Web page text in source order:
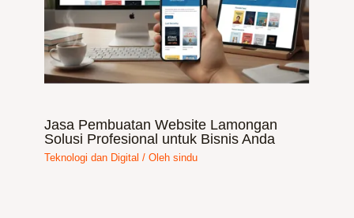
Jasa Pembuatan Website Lamongan
Solusi Profesional untuk Bisnis Anda
Teknologi dan Digital / Olehsindu